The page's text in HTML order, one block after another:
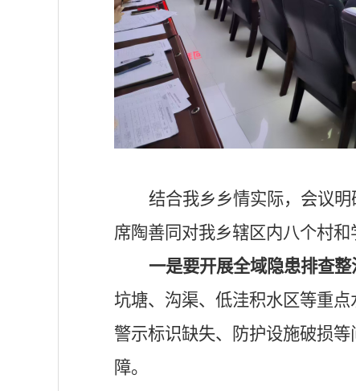
结合我乡乡情实际，会议
席陶善同对我乡辖区内八个村和
一是要开展全域隐患排查整
坑塘、沟渠、低洼积水区等重
警示标识缺失、防护设施破损
障。